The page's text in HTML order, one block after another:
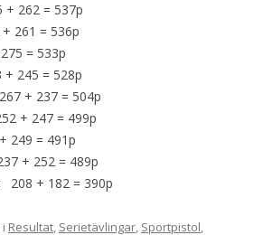
262 = 537p
261 = 536p
= 533p
245 = 528p
+ 237 = 504p
+ 247 = 499p
249 = 491p
+ 252 = 489p
208 + 182 = 390p
Resultat, Serietävlingar, Sportpistol,